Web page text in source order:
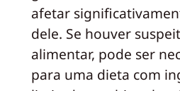
afetar
dele. Se houver
alimentar, pode ser
para uma dieta com